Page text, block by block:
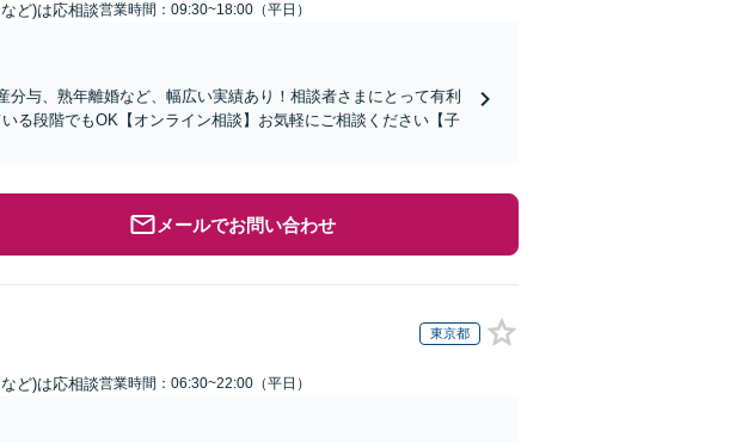
ど)は応相談営業時間：09:30~18:00（平日）
与、熟年離婚など、幅広い実績あり！相談者さまにとって有利
る段階でもOK【オンライン相談】お気軽にご相談ください【子
メールでお問い合わせ
東京都
ど)は応相談営業時間：06:30~22:00（平日）